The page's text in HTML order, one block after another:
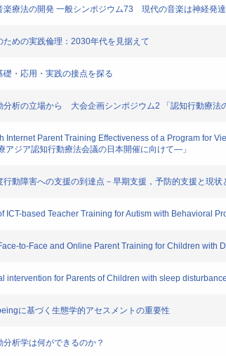
楽療法の開発 一般シンポジウム73 現代の音楽は神経発
めの実践倫理：2030年代を見据えて
・応用・実践の接点を探る
析の立場から 大会企画シンポジウム2 「認知行動療
Internet Parent Training Effectiveness of a Program for
ジア認知行動療法会議の日本開催に向けて―」
動障害への支援の到達点－早期支援，予防的支援と現状
ICT-based Teacher Training for Autism with Behavioral
to-Face and Online Parent Training for Children with
intervention for Parents of Children with sleep disturbance
に基づく生態学的アセスメントの重要性
析学は何ができるのか？